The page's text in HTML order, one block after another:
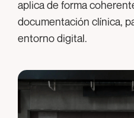
aplica de forma
documentación clínica,
entorno digital.